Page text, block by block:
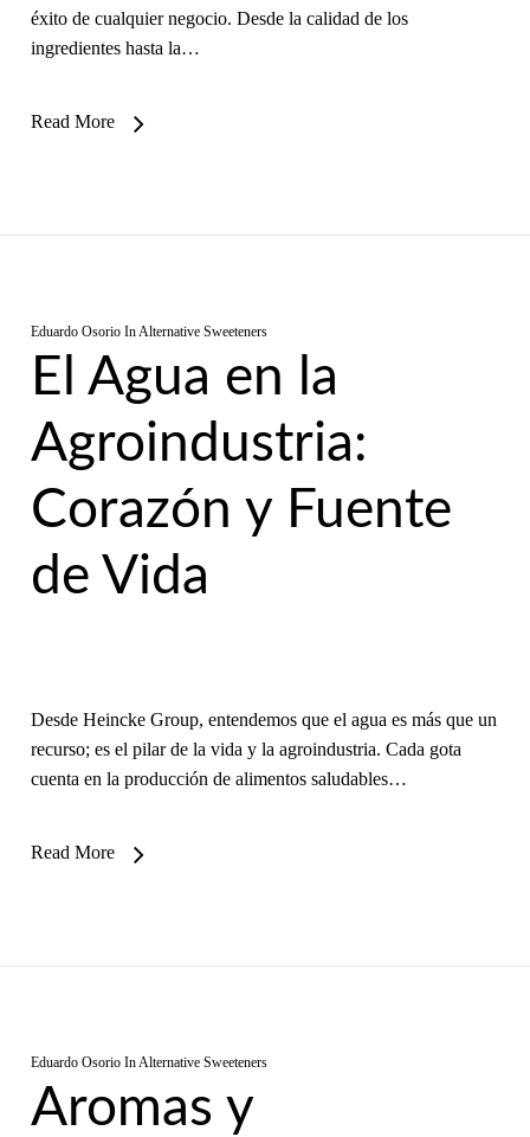
éxito de cualquier negocio. Desde la calidad de los
ingredientes hasta la…
Read More
Eduardo Osorio InAlternative Sweeteners
El Agua en la
Agroindustria:
Corazón y Fuente
de Vida
Desde Heincke Group, entendemos que el agua es más que un
recurso; es el pilar de la vida y la agroindustria. Cada gota
cuenta en la producción de alimentos saludables…
Read More
Eduardo Osorio InAlternative Sweeteners
Aromas y